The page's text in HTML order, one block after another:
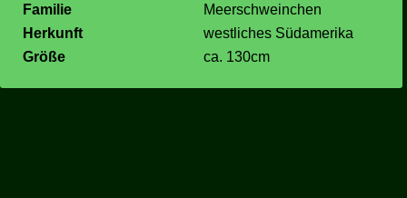
Familie
Meerschweinchen
Herkunft
westliches Südamerika
Größe
ca. 130cm